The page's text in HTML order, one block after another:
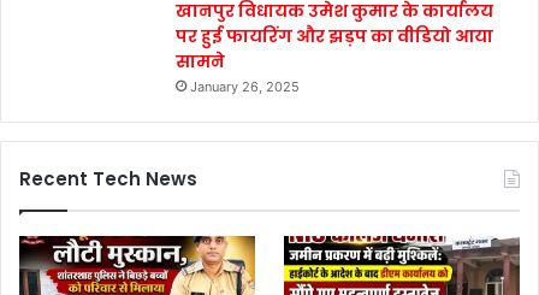
खानपुर विधायक उमेश कुमार के कार्यालय
पर हुई फायरिंग और झड़प का वीडियो आया
सामने
January 26, 2025
Recent Tech News